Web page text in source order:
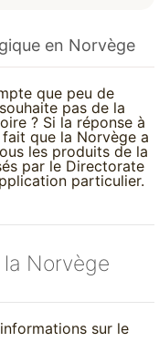
en Norvège
que peu de
pas de la
? Si la réponse à
que la Norvège a
les produits de la
par le Directorate
particulier.
Norvège
sur le